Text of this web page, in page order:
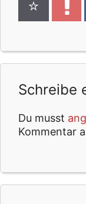
Schreibe
Du musst
Kommentar